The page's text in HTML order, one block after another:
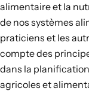
alimentaire et la
de nos systèmes
praticiens et les
compte des
dans la
agricoles et